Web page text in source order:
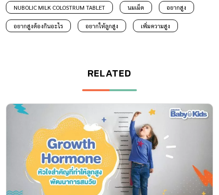
NUBOLIC MILK COLOSTRUM TABLET นมเม็ด อยากสูง
อยากสูงต้องกินอะไร อยากให้ลูกสูง เพิ่มความสูง
RELATED